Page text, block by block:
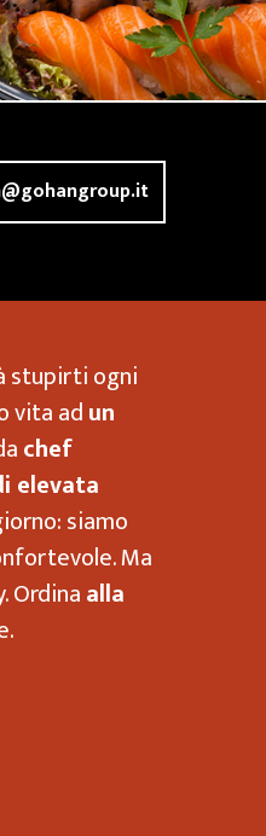
stupirti ogni
vita adun
chef
elevata
siamo
Ma
Ordinaalla